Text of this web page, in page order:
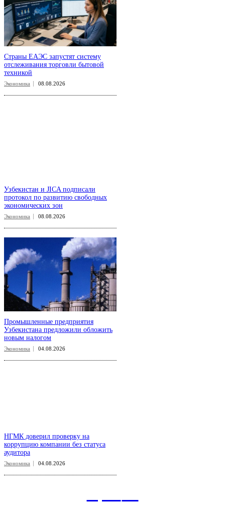
Страны ЕАЭС запустят систему
отслеживания торговли бытовой
техникой
Экономика 08.08.2026
Узбекистан и JICA подписали
протокол по развитию свободных
экономических зон
Экономика 08.08.2026
Промышленные предприятия
Узбекистана предложили обложить
новым налогом
Экономика 04.08.2026
НГМК доверил проверку на
коррупцию компании без статуса
аудитора
Экономика 04.08.2026